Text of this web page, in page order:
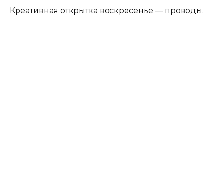
Креативная открытка воскресенье — проводы.